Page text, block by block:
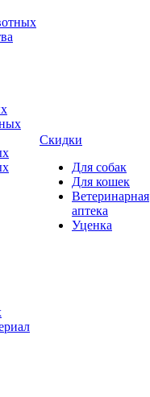
Скидки
Для собак
Для кошек
Ветеринарная
аптека
Уценка